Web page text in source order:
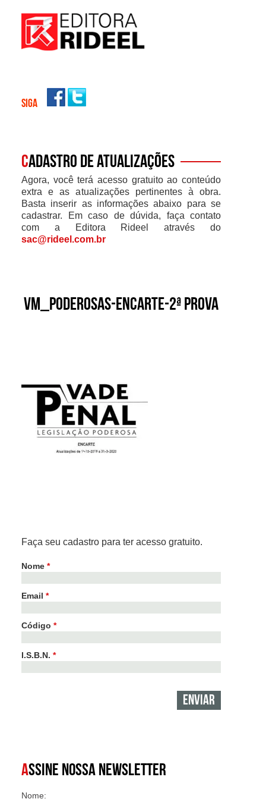
SIGA
Cadastro de atualizações
Agora, você terá acesso gratuito ao conteúdo
extra e as atualizações pertinentes à obra.
Basta inserir as informações abaixo para se
cadastrar. Em caso de dúvida, faça contato
com a Editora Rideel através do
sac@rideel.com.br
VM_Poderosas-Encarte-2ª prova
Faça seu cadastro para ter acesso gratuito.
Nome *
Email *
Código *
I.S.B.N. *
ASSINE NOSSA NEWSLETTER
Nome: